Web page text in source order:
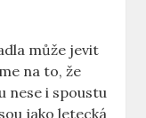
může jevit‌
na to, že
nese i ⁢spoustu
jako letecká